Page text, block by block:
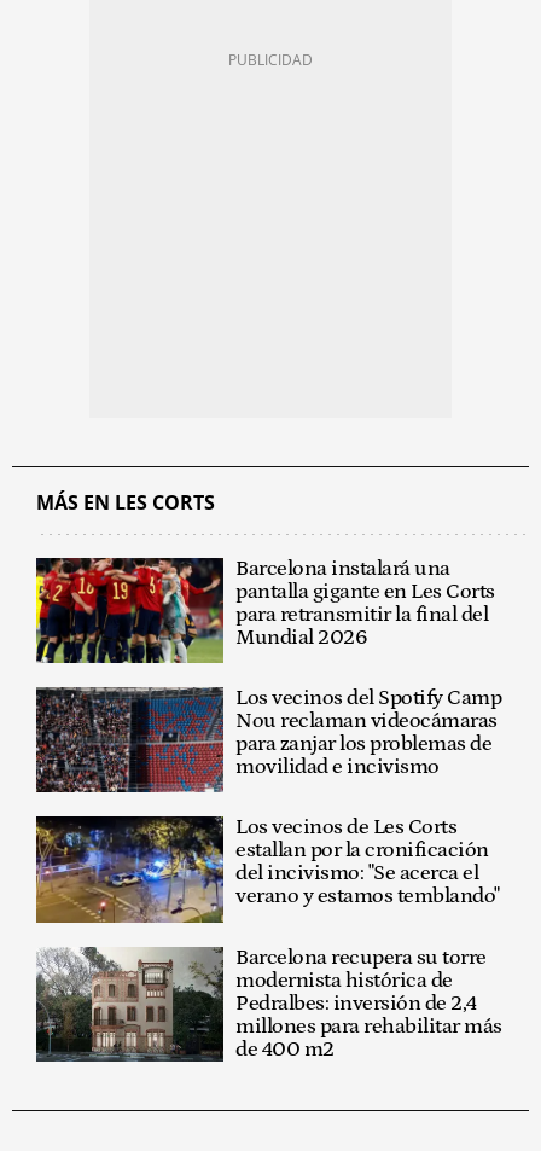
MÁS EN LES CORTS
Barcelona instalará una
pantalla gigante en Les Corts
para retransmitir la final del
Mundial 2026
Los vecinos del Spotify Camp
Nou reclaman videocámaras
para zanjar los problemas de
movilidad e incivismo
Los vecinos de Les Corts
estallan por la cronificación
del incivismo: "Se acerca el
verano y estamos temblando"
Barcelona recupera su torre
modernista histórica de
Pedralbes: inversión de 2,4
millones para rehabilitar más
de 400 m2